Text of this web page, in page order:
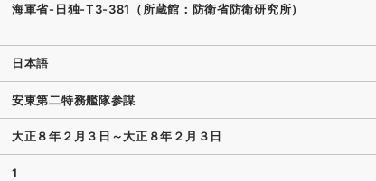
海軍省-日独-T3-381（所蔵館：防衛省防衛研究所）
日本語
安東第二特務艦隊参謀
大正８年２月３日～大正８年２月３日
1